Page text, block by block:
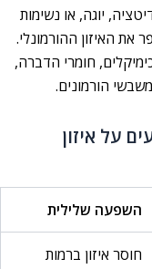
יוגה, או נשימות
את האיזון ההורמונלי.
חומרי הדברה,
הורמונים.
על איזון
השפעה שלילית
חוסר איזון ברמות